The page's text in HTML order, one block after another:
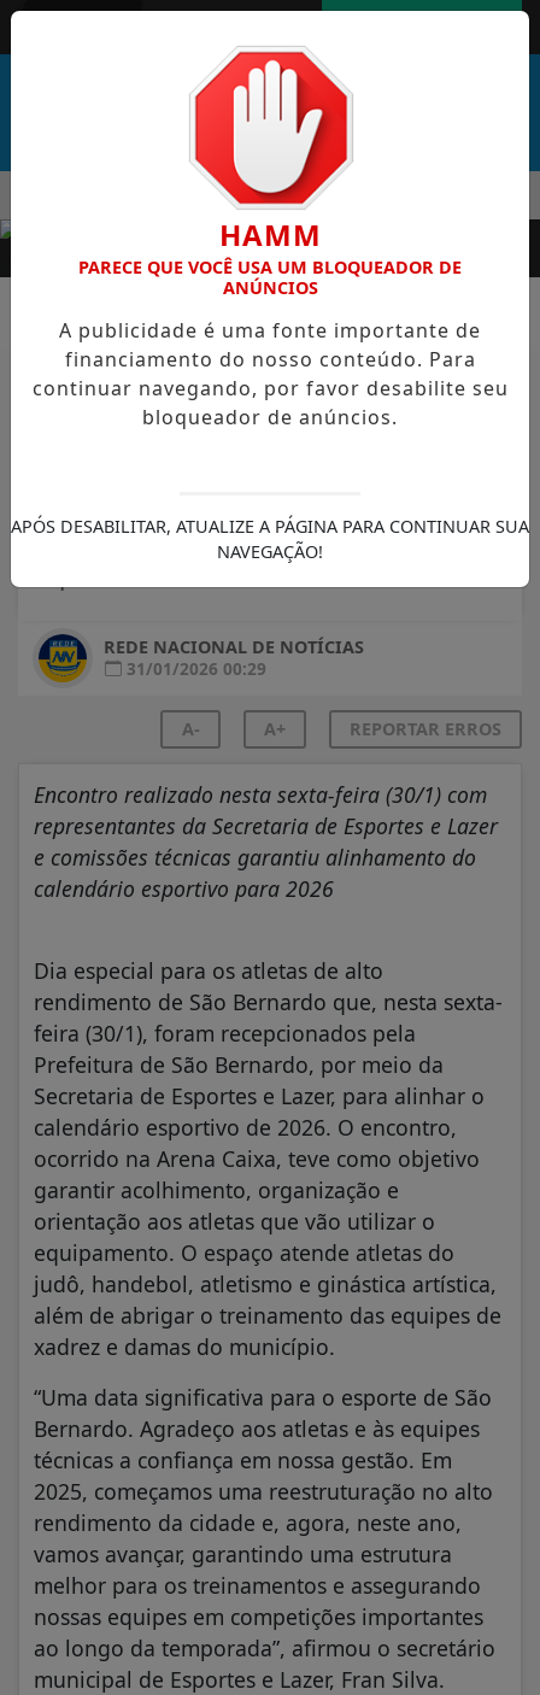
DE CABO VERDE VENCE ELEIÇÃO DO GOL MAIS BONITO DA
ESPORTES
ATLETAS DE ALTO RENDIMENTO
CAIXA
REDE NACIONAL DE NOTÍCIAS
31/01/2026 00:29
A- A+ REPORTAR ERROS
Encontro realizado nesta sexta-feira (30/1) com
representantes da Secretaria de Esportes e Lazer
e comissões técnicas garantiu alinhamento do
calendário esportivo para 2026
Dia especial para os atletas de alto
rendimento de São Bernardo que, nesta sexta-
feira (30/1), foram recepcionados pela
Prefeitura de São Bernardo, por meio da
Secretaria de Esportes e Lazer, para alinhar o
calendário esportivo de 2026. O encontro,
ocorrido na Arena Caixa, teve como objetivo
garantir acolhimento, organização e
orientação aos atletas que vão utilizar o
equipamento. O espaço atende atletas do
judô, handebol, atletismo e ginástica artística,
além de abrigar o treinamento das equipes de
xadrez e damas do município.
“Uma data significativa para o esporte de São
Bernardo. Agradeço aos atletas e às equipes
técnicas a confiança em nossa gestão. Em
2025, começamos uma reestruturação no alto
rendimento da cidade e, agora, neste ano,
vamos avançar, garantindo uma estrutura
melhor para os treinamentos e assegurando
nossas equipes em competições importantes
ao longo da temporada”, afirmou o secretário
municipal de Esportes e Lazer, Fran Silva.
HAMM
PARECE QUE VOCÊ USA UM BLOQUEADOR DE
ANÚNCIOS
A publicidade é uma fonte importante de
financiamento do nosso conteúdo. Para
continuar navegando, por favor desabilite seu
bloqueador de anúncios.
APÓS DESABILITAR, ATUALIZE A PÁGINA PARA CONTINUAR SUA
NAVEGAÇÃO!